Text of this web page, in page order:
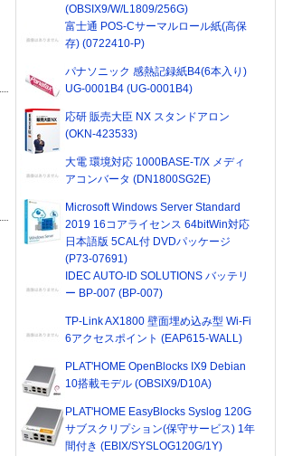
(OBSIX9/W/L1809/256G)
富士通 POS-Cサーマルロール紙(高保
存) (0722410-P)
パナソニック 感熱記録紙B4(6本入り)
UG-0001B4 (UG-0001B4)
応研 販売大臣 NX スタンドアロン
(OKN-423533)
大電 環境対応 1000BASE-T/X メディ
アコンバータ (DN1800SG2E)
Microsoft Windows Server Standard
2019 16コアライセンス 64bitWin対応
日本語版 5CAL付 DVDパッケージ
(P73-07691)
IDEC AUTO-ID SOLUTIONS バッテリ
ー BP-007 (BP-007)
TP-Link AX1800 壁面埋め込み型 Wi-Fi
6アクセスポイント (EAP615-WALL)
PLAT'HOME OpenBlocks IX9 Debian
10搭載モデル (OBSIX9/D10A)
PLAT'HOME EasyBlocks Syslog 120G
サブスクリプション(保守サービス) 1年
間付き (EBIX/SYSLOG120G/1Y)